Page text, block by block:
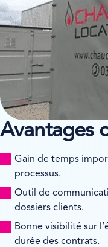
Avantages
Gain de temps
processus.
Outil de
dossiers clients.
Bonne visibilité sur
durée des contrats.